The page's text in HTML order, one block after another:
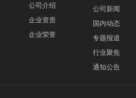
公司介绍
企业资质
企业荣誉
公司新闻
国内动态
专题报道
行业聚焦
通知公告